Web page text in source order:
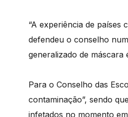
“A experiência de países
defendeu o conselho
generalizado de máscara
Para o Conselho das
contaminação”, sendo
infetados no momento